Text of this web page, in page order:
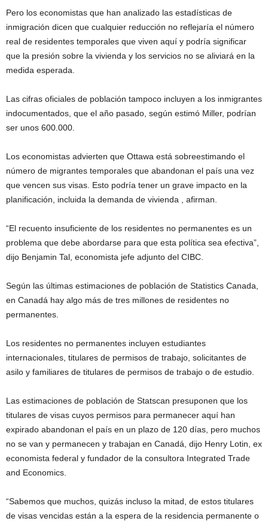
Pero los economistas que han analizado las estadísticas de
inmigración dicen que cualquier reducción no reflejaría el número
real de residentes temporales que viven aquí y podría significar
que la presión sobre la vivienda y los servicios no se aliviará en la
medida esperada.
Las cifras oficiales de población tampoco incluyen a los inmigrantes
indocumentados, que el año pasado, según estimó Miller, podrían
ser unos 600.000.
Los economistas advierten que Ottawa está sobreestimando el
número de migrantes temporales que abandonan el país una vez
que vencen sus visas. Esto podría tener un grave impacto en la
planificación, incluida la demanda de vivienda , afirman.
“El recuento insuficiente de los residentes no permanentes es un
problema que debe abordarse para que esta política sea efectiva”,
dijo Benjamin Tal, economista jefe adjunto del CIBC.
Según las últimas estimaciones de población de Statistics Canada,
en Canadá hay algo más de tres millones de residentes no
permanentes.
Los residentes no permanentes incluyen estudiantes
internacionales, titulares de permisos de trabajo, solicitantes de
asilo y familiares de titulares de permisos de trabajo o de estudio.
Las estimaciones de población de Statscan presuponen que los
titulares de visas cuyos permisos para permanecer aquí han
expirado abandonan el país en un plazo de 120 días, pero muchos
no se van y permanecen y trabajan en Canadá, dijo Henry Lotin, ex
economista federal y fundador de la consultora Integrated Trade
and Economics.
“Sabemos que muchos, quizás incluso la mitad, de estos titulares
de visas vencidas están a la espera de la residencia permanente o